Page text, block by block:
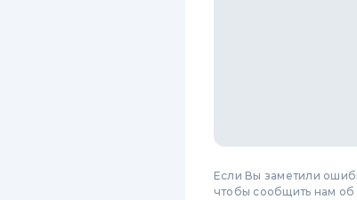
Если Вы заметили
чтобы сообщить нам об